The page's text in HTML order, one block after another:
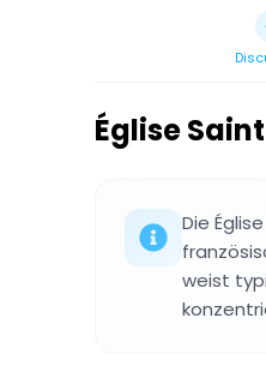
Église
Die
weist